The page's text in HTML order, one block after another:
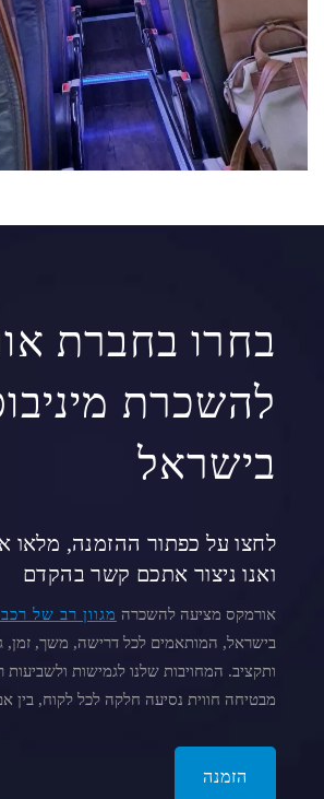
בחרו בחברת
להשכרת
בישראל
לחצו על כפתור ההזמנה, מלאו
ואנו ניצור אתכם קשר בהקדם
אורמקס מציעה להשכרה מגוון רב של
בישראל, המותאמים לכל דרישה, משך, זמן,
ותקציב. המחויבות שלנו לגמישות ולשביעות
מבטיחה חווית נסיעה חלקה לכל לקוח, בין
הזמנה